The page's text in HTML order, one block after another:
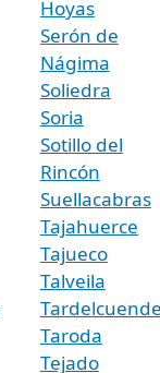
Hoyas
Serón de
Nágima
Soliedra
Soria
Sotillo del
Rincón
Suellacabras
Tajahuerce
Tajueco
Talveila
Taroda
Tejado